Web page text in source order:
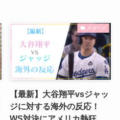
スポーツ
【最新】大谷翔平vsジャッ
ジに対する海外の反応！